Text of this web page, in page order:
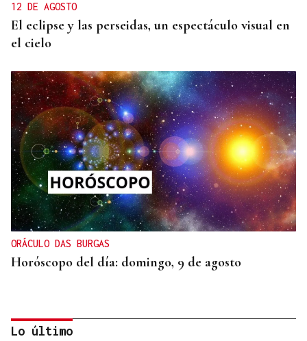
12 DE AGOSTO
El eclipse y las perseidas, un espectáculo visual en
el cielo
ORÁCULO DAS BURGAS
Horóscopo del día: domingo, 9 de agosto
Lo último